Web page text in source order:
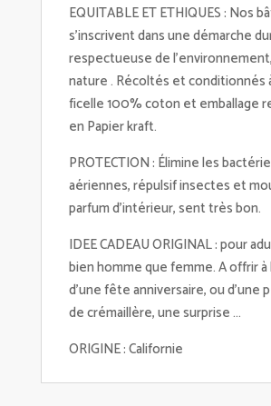
EQUITABLE ET ETHIQUES : Nos
s'inscrivent dans une démarche
respectueuse de
nature . Récoltés et conditionnés
ficelle 100% coton et emballage
en Papier kraft.
PROTECTION : Élimine les
aériennes, répulsif insectes et
parfum d'intérieur, sent très bon.
IDEE CADEAU ORIGINAL : pour
bien homme que femme. A offrir
d'une fête anniversaire, ou d'une
de crémaillère, une surprise ...
ORIGINE : Californie